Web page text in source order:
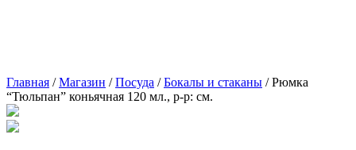
Главная /Магазин /Посуда /Бокалы и стаканы /Рюмка
“Тюльпан” коньячная 120 мл., р-р: см.